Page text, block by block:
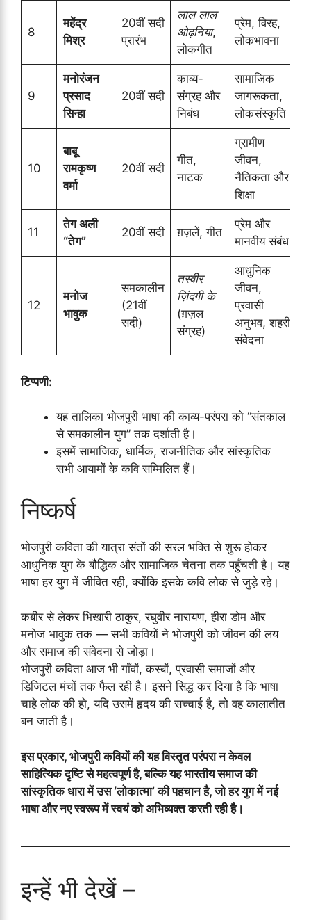
8
महेंद्र
मिश्र
20वीं सदी
प्रारंभ
लाल लाल
ओढ़निया,
लोकगीत
प्रेम, विरह,
लोकभावना
9
मनोरंजन
प्रसाद
सिन्हा
20वीं सदी
काव्य-
संग्रह और
निबंध
सामाजिक
जागरूकता,
लोकसंस्कृति
10
बाबू
रामकृष्ण
वर्मा
20वीं सदी
गीत,
नाटक
ग्रामीण
जीवन,
नैतिकता और
शिक्षा
11
तेग अली
“तेग”
20वीं सदी ग़ज़लें, गीत
प्रेम और
मानवीय संबंध
12
मनोज
भावुक
समकालीन
(21वीं
सदी)
तस्वीर
ज़िंदगी के
(ग़ज़ल
संग्रह)
आधुनिक
जीवन,
प्रवासी
अनुभव, शहरी
संवेदना
टिप्पणी:
यह तालिका भोजपुरी भाषा की काव्य-परंपरा को “संतकाल
से समकालीन युग” तक दर्शाती है।
इसमें सामाजिक, धार्मिक, राजनीतिक और सांस्कृतिक
सभी आयामों के कवि सम्मिलित हैं।
निष्कर्ष
भोजपुरी कविता की यात्रा संतों की सरल भक्ति से शुरू होकर
आधुनिक युग के बौद्धिक और सामाजिक चेतना तक पहुँचती है। यह
भाषा हर युग में जीवित रही, क्योंकि इसके कवि लोक से जुड़े रहे।
कबीर से लेकर भिखारी ठाकुर, रघुवीर नारायण, हीरा डोम और
मनोज भावुक तक — सभी कवियों ने भोजपुरी को जीवन की लय
और समाज की संवेदना से जोड़ा।
भोजपुरी कविता आज भी गाँवों, कस्बों, प्रवासी समाजों और
डिजिटल मंचों तक फैल रही है। इसने सिद्ध कर दिया है कि भाषा
चाहे लोक की हो, यदि उसमें हृदय की सच्चाई है, तो वह कालातीत
बन जाती है।
इस प्रकार, भोजपुरी कवियों की यह विस्तृत परंपरा न केवल
साहित्यिक दृष्टि से महत्वपूर्ण है, बल्कि यह भारतीय समाज की
सांस्कृतिक धारा में उस ‘लोकात्मा’ की पहचान है, जो हर युग में नई
भाषा और नए स्वरूप में स्वयं को अभिव्यक्त करती रही है।
इन्हें भी देखें –